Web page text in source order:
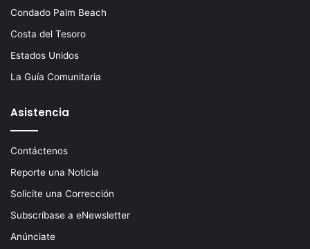
Condado Palm Beach
Costa del Tesoro
Estados Unidos
La Guía Comunitaria
Asistencia
Contáctenos
Reporte una Noticia
Solicite una Corrección
Subscríbase a eNewsletter
Anúnciate